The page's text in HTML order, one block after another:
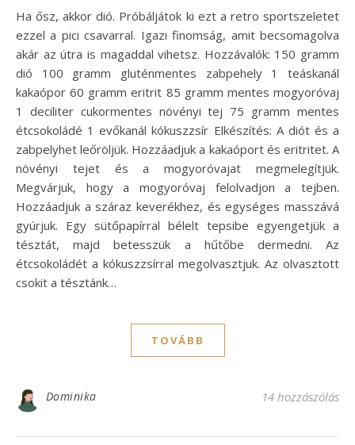
Ha ősz, akkor dió. Próbáljátok ki ezt a retro sportszeletet
ezzel a pici csavarral. Igazi finomság, amit becsomagolva
akár az útra is magaddal vihetsz. Hozzávalók: 150 gramm
dió 100 gramm gluténmentes zabpehely 1 teáskanál
kakaópor 60 gramm eritrit 85 gramm mentes mogyoróvaj
1 deciliter cukormentes növényi tej 75 gramm mentes
étcsokoládé 1 evőkanál kókuszzsír Elkészítés: A diót és a
zabpelyhet leőröljük. Hozzáadjuk a kakaóport és eritritet. A
növényi tejet és a mogyoróvajat megmelegítjük.
Megvárjuk, hogy a mogyoróvaj felolvadjon a tejben.
Hozzáadjuk a száraz keverékhez, és egységes masszává
gyúrjuk. Egy sütőpapírral bélelt tepsibe egyengetjük a
tésztát, majd betesszük a hűtőbe dermedni. Az
étcsokoládét a kókuszzsírral megolvasztjuk. Az olvasztott
csokit a tésztánk…
TOVÁBB
Dominika 14 hozzászólás